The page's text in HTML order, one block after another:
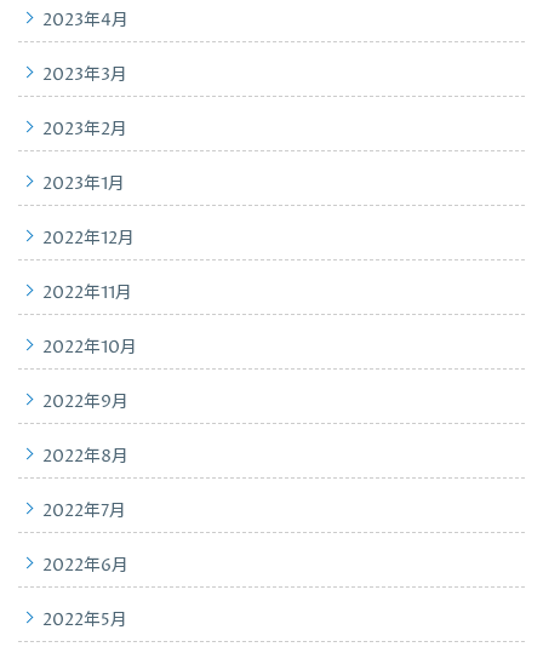
2023年4月
2023年3月
2023年2月
2023年1月
2022年12月
2022年11月
2022年10月
2022年9月
2022年8月
2022年7月
2022年6月
2022年5月